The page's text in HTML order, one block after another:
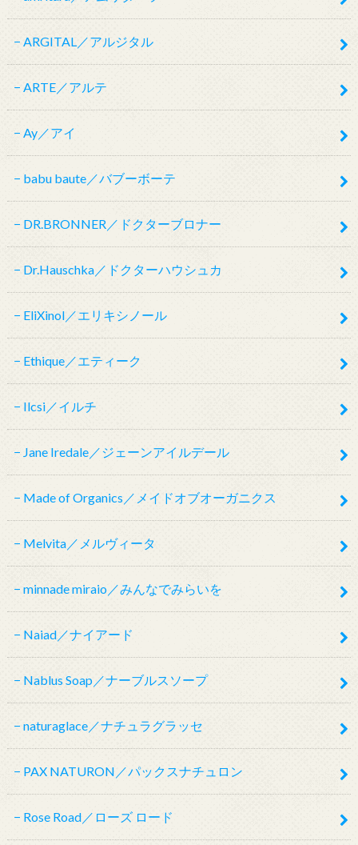
ARGITAL／アルジタル
ARTE／アルテ
Ay／アイ
babu baute／バブーボーテ
DR.BRONNER／ドクターブロナー
Dr.Hauschka／ドクターハウシュカ
EliXinol／エリキシノール
Ethique／エティーク
Ilcsi／イルチ
Jane Iredale／ジェーンアイルデール
Made of Organics／メイドオブオーガニクス
Melvita／メルヴィータ
minnade miraio／みんなでみらいを
Naiad／ナイアード
Nablus Soap／ナーブルスソープ
naturaglace／ナチュラグラッセ
PAX NATURON／パックスナチュロン
Rose Road／ローズ ロード